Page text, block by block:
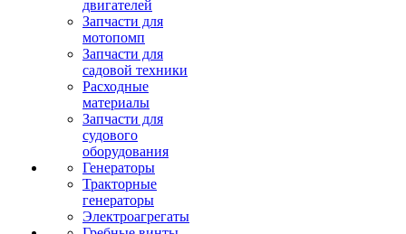
двигателей
Запчасти для
мотопомп
Запчасти для
садовой техники
Расходные
материалы
Запчасти для
судового
оборудования
Генераторы
Тракторные
генераторы
Электроагрегаты